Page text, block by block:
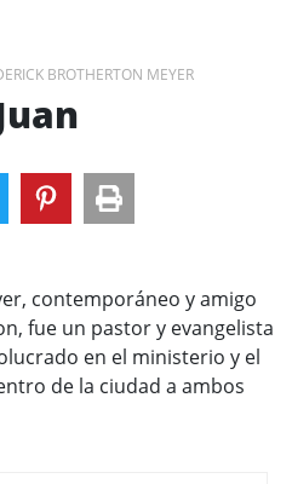
BROTHERTON MEYER
contemporáneo y amigo
fue un pastor y evangelista
en el ministerio y el
de la ciudad a ambos